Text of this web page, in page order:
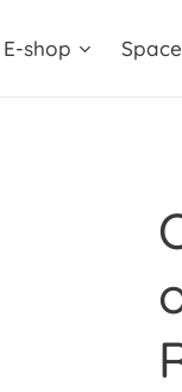
E-shop